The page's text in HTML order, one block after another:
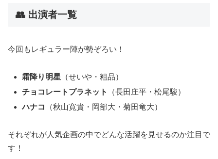
👥 出演者一覧
今回もレギュラー陣が勢ぞろい！
霜降り明星 （せいや・粗品）
チョコレートプラネット
（長田庄平・松尾駿）
ハナコ
（秋山寛貴・岡部大・菊田竜大）
それぞれが人気企画の中でどんな活躍を見せるのか注目で
す！